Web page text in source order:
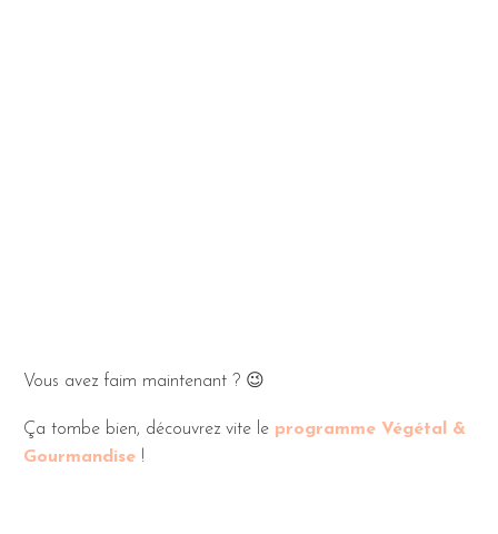
Vous avez faim maintenant ? 😉
Ça tombe bien, découvrez vite le programme Végétal &
Gourmandise !